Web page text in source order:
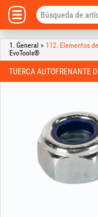
1. General > 112. Elementos
EvoTools®
TUERCA AUTOFRENANTE